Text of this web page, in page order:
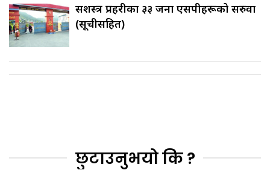
सशस्त्र प्रहरीका ३३ जना एसपीहरूको सरुवा
(सूचीसहित)
छुटाउनुभयो कि ?